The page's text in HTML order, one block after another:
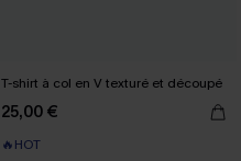
T-shirt à col en V texturé et découpé
25,00 €
🔥HOT